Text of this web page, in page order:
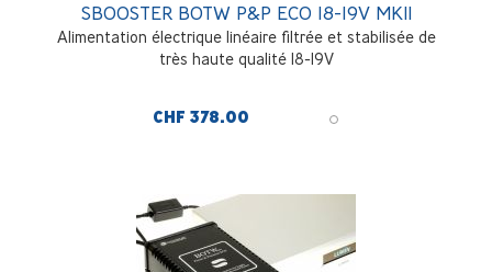
SBOOSTER BOTW P&P ECO 18-19V MKII
Alimentation électrique linéaire filtrée et stabilisée de
très haute qualité 18-19V
CHF 378.00